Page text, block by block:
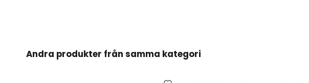
Andra produkter från samma kategori